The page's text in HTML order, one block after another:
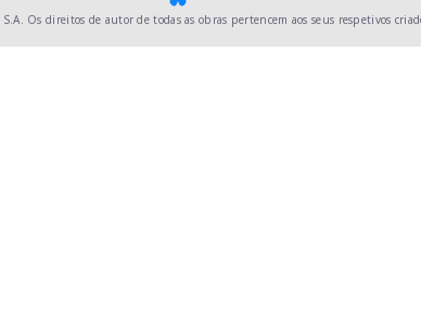
S.A. Os direitos de autor de todas as obras pertencem aos seus respetivos